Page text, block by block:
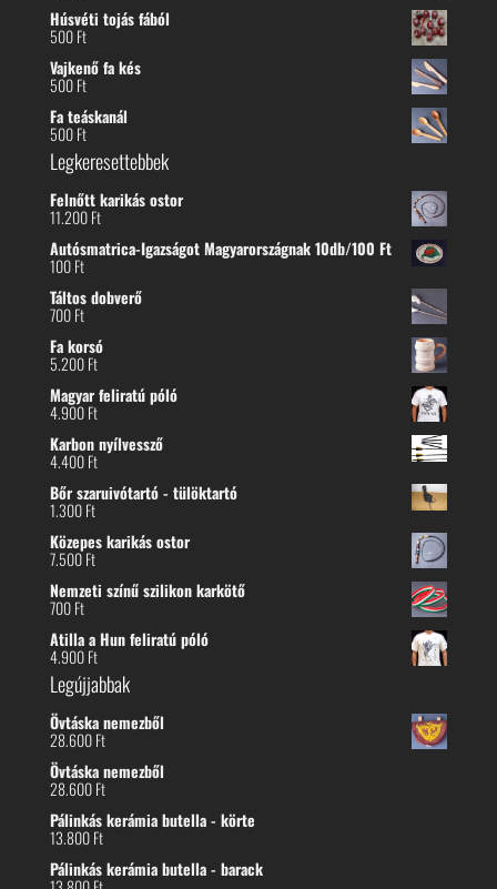
Húsvéti tojás fából
500Ft
Vajkenő fa kés
500Ft
Fa teáskanál
500Ft
Legkeresettebbek
Felnőtt karikás ostor
11.200Ft
Autósmatrica-Igazságot Magyarországnak 10db/100 Ft
100Ft
Táltos dobverő
700Ft
Fa korsó
5.200Ft
Magyar feliratú póló
4.900Ft
Karbon nyílvessző
4.400Ft
Bőr szaruivótartó - tülöktartó
1.300Ft
Közepes karikás ostor
7.500Ft
Nemzeti színű szilikon karkötő
700Ft
Atilla a Hun feliratú póló
4.900Ft
Legújjabbak
Övtáska nemezből
28.600Ft
Övtáska nemezből
28.600Ft
Pálinkás kerámia butella - körte
13.800Ft
Pálinkás kerámia butella - barack